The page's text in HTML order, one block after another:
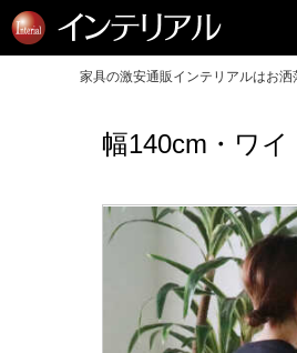
家具の激安通販インテリアルはお
幅140cm・ワ